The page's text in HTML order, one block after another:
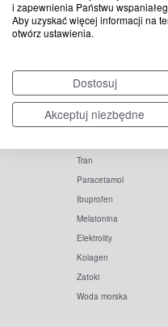
i zapewnienia Państwu
Aby uzyskać więcej informacji na
otwórz ustawienia.
Dostosuj
Akceptuj niezbędne
Popularne
Witamina D
Witamina C
Tran
Paracetamol
Ibuprofen
Melatonina
Elektrolity
Kolagen
Zatoki
Woda morska